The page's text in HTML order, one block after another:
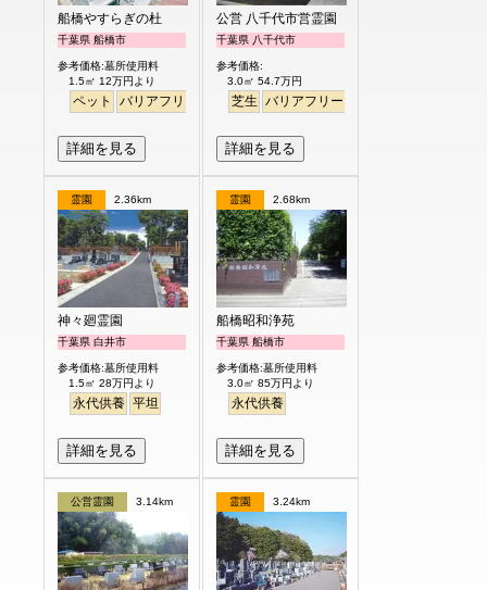
船橋やすらぎの杜
千葉県 船橋市
参考価格:墓所使用料
1.5㎡ 12万円より
ペット バリアフリー 駅から徒歩
詳細を見る
公営 八千代市営霊園
千葉県 八千代市
参考価格:
3.0㎡ 54.7万円
芝生 バリアフリー
詳細を見る
霊園 2.36km
神々廻霊園
千葉県 白井市
参考価格:墓所使用料
1.5㎡ 28万円より
永代供養 平坦
詳細を見る
霊園 2.68km
船橋昭和浄苑
千葉県 船橋市
参考価格:墓所使用料
3.0㎡ 85万円より
永代供養
詳細を見る
公営霊園 3.14km 霊園 3.24km